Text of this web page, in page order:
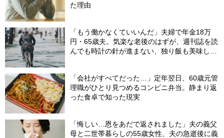
た理由
「もう働かなくていいんだ」夫婦で年金18万
円・65歳夫。気楽な老後のはずが、週刊誌を読
んでも時計の針が進まない、独り飯も美味しく
「会社がすべてだった…」定年翌日、60歳元管
理職がひとり見つめるコンビニ弁当。静まり返
った食卓で知った現実
「悔しい…恩をあだで返されました」夫の義父
母と二世帯暮らしの55歳女性、夫の急逝後に義